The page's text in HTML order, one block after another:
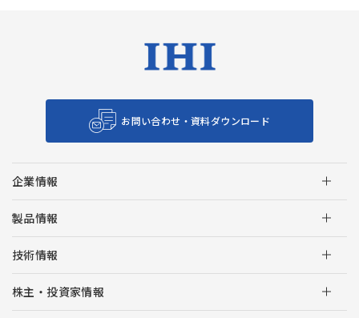
お問い合わせ・資料ダウンロード
企業情報
製品情報
技術情報
株主・投資家情報